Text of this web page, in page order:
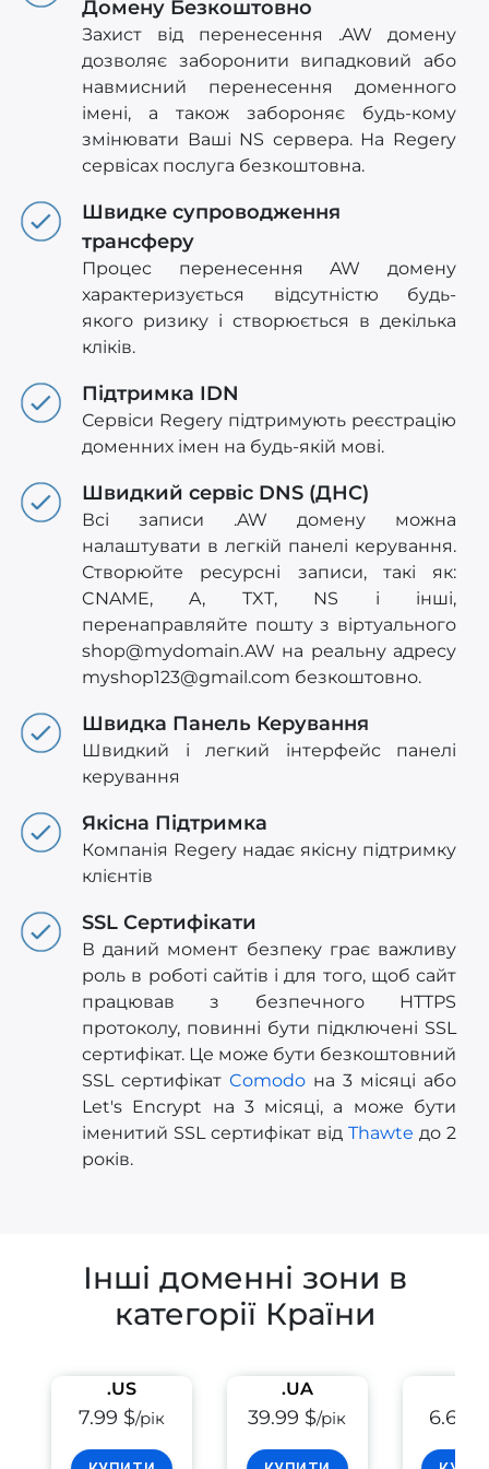
Домену Безкоштовно
Захист від перенесення .AW домену
дозволяє заборонити випадковий або
навмисний перенесення доменного
імені, а також забороняє будь-кому
змінювати Ваші NS сервера. На Regery
сервісах послуга безкоштовна.
Швидке супроводження
трансферу
Процес перенесення AW домену
характеризується відсутністю будь-
якого ризику і створюється в декілька
кліків.
Підтримка IDN
Сервіси Regery підтримують реєстрацію
доменних імен на будь-якій мові.
Швидкий сервіс DNS (ДНС)
Всі записи .AW домену можна
налаштувати в легкій панелі керування.
Створюйте ресурсні записи, такі як:
CNAME, A, TXT, NS і інші,
перенаправляйте пошту з віртуального
shop@mydomain.AW на реальну адресу
myshop123@gmail.com безкоштовно.
Швидка Панель Керування
Швидкий і легкий інтерфейс панелі
керування
Якісна Підтримка
Компанія Regery надає якісну підтримку
клієнтів
SSL Сертифікати
В даний момент безпеку грає важливу
роль в роботі сайтів і для того, щоб сайт
працював з безпечного HTTPS
протоколу, повинні бути підключені SSL
сертифікат. Це може бути безкоштовний
SSL сертифікат Comodo на 3 місяці або
Let's Encrypt на 3 місяці, а може бути
іменитий SSL сертифікат від Thawte до 2
років.
Інші доменні зони в
категорії Країни
.US
7.99 $/рік
.UA
39.99 $/рік 6.69 $